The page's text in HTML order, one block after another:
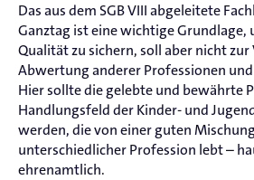
Das aus dem SGB VIII abgeleitete
Ganztag ist eine wichtige Grundlage,
Qualität zu sichern, soll aber nicht
Abwertung anderer Professionen
Hier sollte die gelebte und bewährte
Handlungsfeld der Kinder- und
werden, die von einer guten
unterschiedlicher Profession lebt –
ehrenamtlich.